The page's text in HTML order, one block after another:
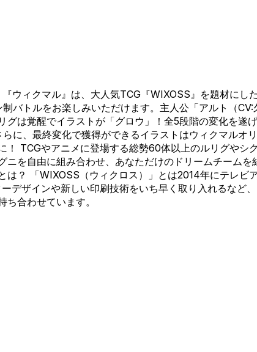
ウィクマル』は、大人気TCG『WIXOSS』を題材にし
バトルをお楽しみいただけます。主人公「アルト（
は覚醒でイラストが「グロウ」！全5段階の変化を遂
に、最終変化で獲得ができるイラストはウィクマルオ
TCGやアニメに登場する総勢60体以上のルリグやシ
を自由に組み合わせ、あなただけのドリームチーム
？ 「WIXOSS（ウィクロス）」とは2014年にテレビ
ザインや新しい印刷技術をいち早く取り入れるなど
合わせています。